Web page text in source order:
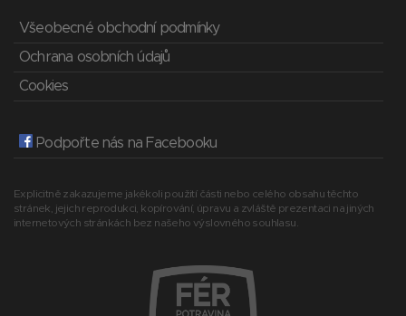
Všeobecné obchodní podmínky
Ochrana osobních údajů
Cookies
Podpořte nás na Facebooku
Explicitně zakazujeme jakékoli použití části nebo celého obsahu těchto
stránek, jejich reprodukci, kopírování, úpravu a zvláště prezentaci na jiných
internetových stránkách bez našeho výslovného souhlasu.